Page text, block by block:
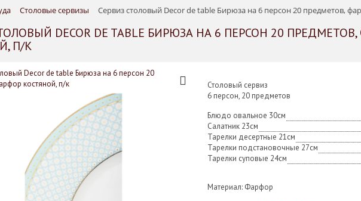
Столовые сервизы Сервиз столовый Decor de table Бирюза на 6 персон 20 предметов,
DECOR DE TABLE БИРЮЗА НА 6 ПЕРСОН 20
П/К
Столовый сервиз
6 персон, 20 предметов
Блюдо овальное 30см
Салатник 23см
Тарелки десертные 21см
Тарелки подстановочные 27см
Тарелки суповые 24см
Материал: Фарфор